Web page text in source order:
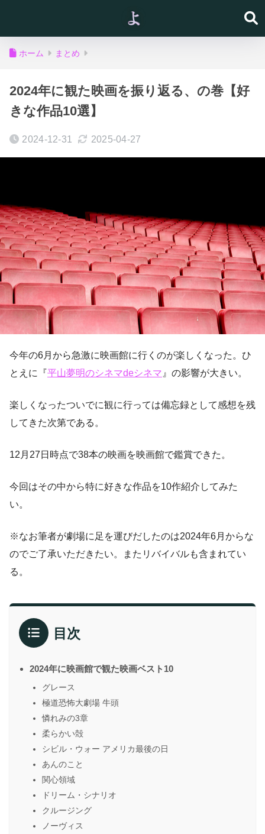
ホーム まとめ
2024年に観た映画を振り返る、の巻【好
きな作品10選】
2024-12-31 2025-04-27
今年の6月から急激に映画館に行くのが楽しくなった。ひ
とえに『平山夢明のシネマdeシネマ 』の影響が大きい。
楽しくなったついでに観に行っては備忘録として感想を残
してきた次第である。
12月27日時点で38本の映画を映画館で鑑賞できた。
今回はその中から特に好きな作品を10作紹介してみた
い。
※なお筆者が劇場に足を運びだしたのは2024年6月からな
のでご了承いただきたい。またリバイバルも含まれてい
る。
目次
2024年に映画館で観た映画ベスト10
グレース
極道恐怖大劇場 牛頭
憐れみの3章
柔らかい殻
シビル・ウォー アメリカ最後の日
あんのこと
関心領域
ドリーム・シナリオ
クルージング
ノーヴィス